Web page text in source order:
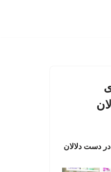
دست دلالان